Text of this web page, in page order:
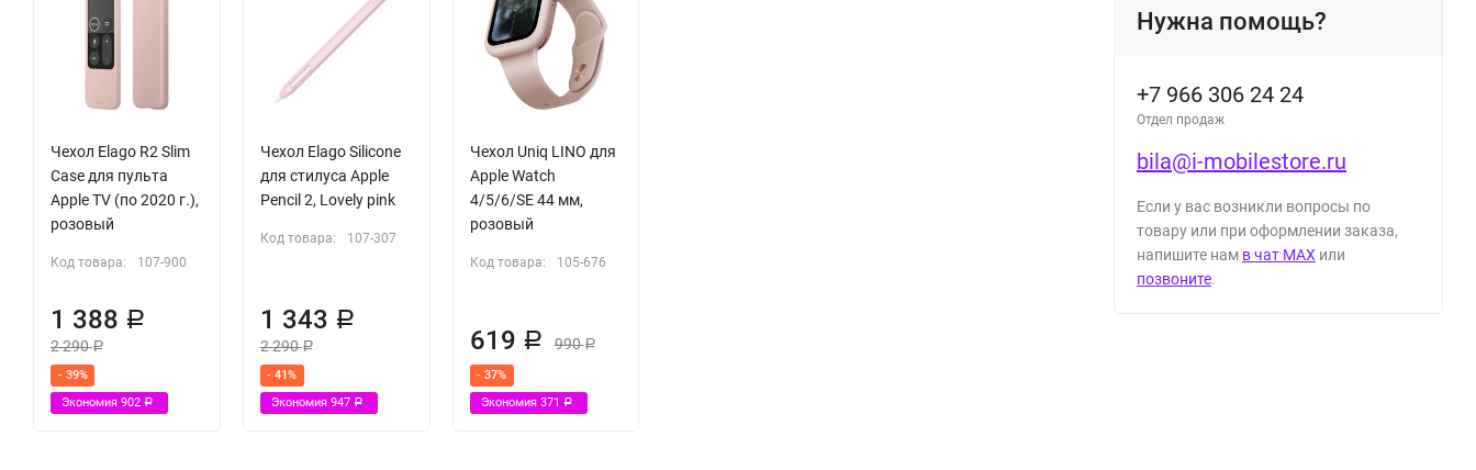
Чехол Elago R2 Slim
Case для пульта
Apple TV (по 2020 г.),
розовый
Код товара: 107-900
1 388 Р
2 290Р
- 39%
Экономия 902 Р
Чехол Elago Silicone
для стилуса Apple
Pencil 2, Lovely pink
Код товара: 107-307
1 343 Р
2 290Р
- 41%
Экономия 947 Р
Чехол Uniq LINO для
Apple Watch
4/5/6/SE 44 мм,
розовый
Код товара: 105-676
619 Р 990Р
- 37%
Экономия 371 Р
Нужна помощь?
+7 966 306 24 24
Отдел продаж
bila@i-mobilestore.ru
Если у вас возникли вопросы по
товару или при оформлении заказа,
напишите нам в чат MAX или
позвоните.